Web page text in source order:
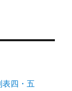
四・五